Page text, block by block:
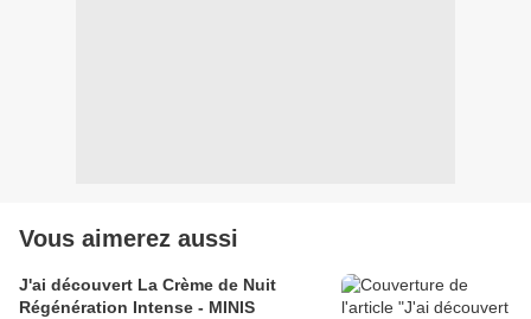
Vous aimerez aussi
J'ai découvert La Crème de Nuit
Régénération Intense - MINIS